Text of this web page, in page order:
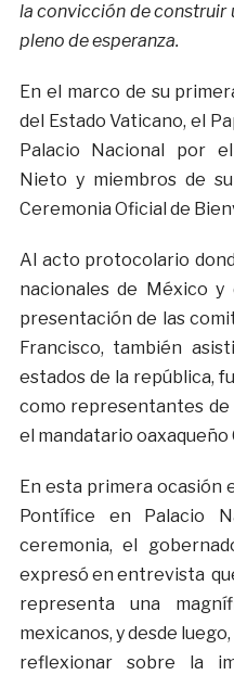
la convicción de construir
pleno de esperanza.
En el marco de su
del Estado Vaticano, el
Palacio Nacional por
Nieto y miembros de
Ceremonia Oficial de
Al acto protocolario
nacionales de México y
presentación de las
Francisco, también
estados de la república,
como representantes de
el mandatario oaxaqueño
En esta primera ocasión
Pontífice en Palacio
ceremonia, el
expresó en entrevista
representa una
mexicanos, y desde
reflexionar sobre la